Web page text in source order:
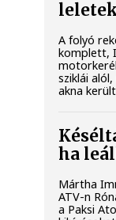
A folyó
komplett,
sziklái
akna
ha
Mártha
ATV-n
a Paksi